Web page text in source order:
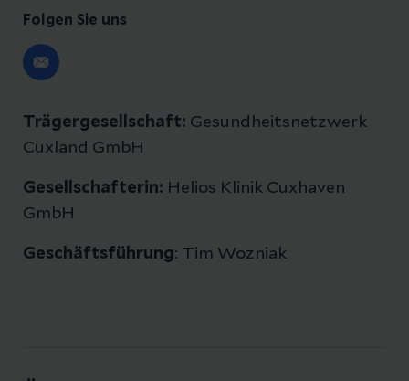
Folgen Sie uns
Trägergesellschaft: Gesundheitsnetzwerk
Cuxland GmbH
Gesellschafterin: Helios Klinik Cuxhaven
GmbH
Geschäftsführung: Tim Wozniak